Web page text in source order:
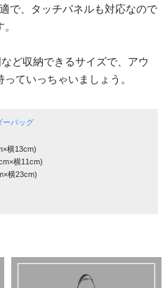
で、タッチパネルも対応なので
ど収納できるサイズで、アウ
ていっちゃいましょう。
ーバッグ
横13cm)
横11cm)
横23cm)